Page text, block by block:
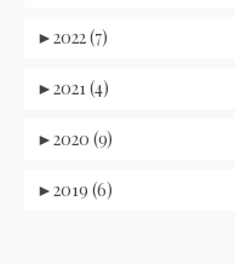
►2022 (7)
►2021 (4)
►2020 (9)
►2019 (6)